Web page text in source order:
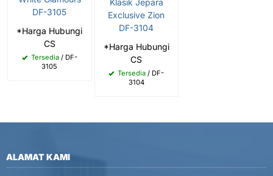
DF-3105
*Harga Hubungi
CS
Tersedia/ DF-
3105
Klasik Jepara
Exclusive Zion
DF-3104
*Harga Hubungi
CS
Tersedia / DF-
3104
ALAMAT KAMI